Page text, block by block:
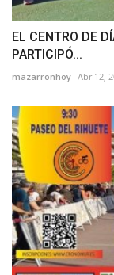
EL CENTRO DE
PARTICIPÓ...
mazarronhoy Abr 12,